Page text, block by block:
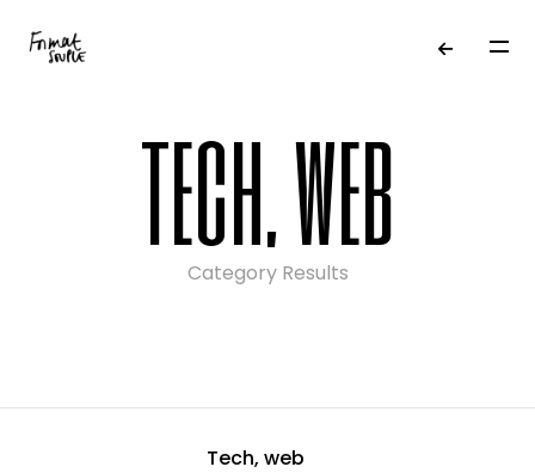
tech, web
Category Results
Tech, web